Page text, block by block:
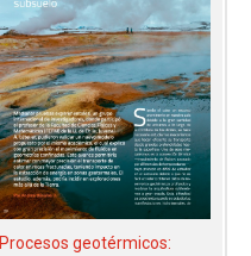
Procesos geotérmicos: